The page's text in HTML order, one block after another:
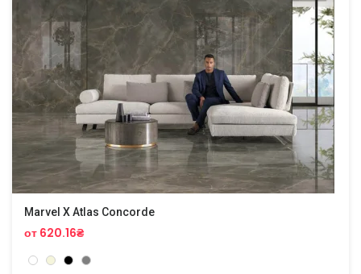
Marvel X Atlas Concorde
от 620.16₴